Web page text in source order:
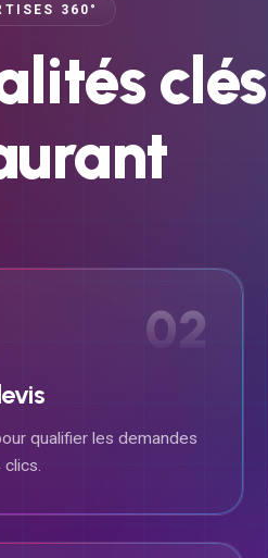
360°
clés
02
qualifier les demandes